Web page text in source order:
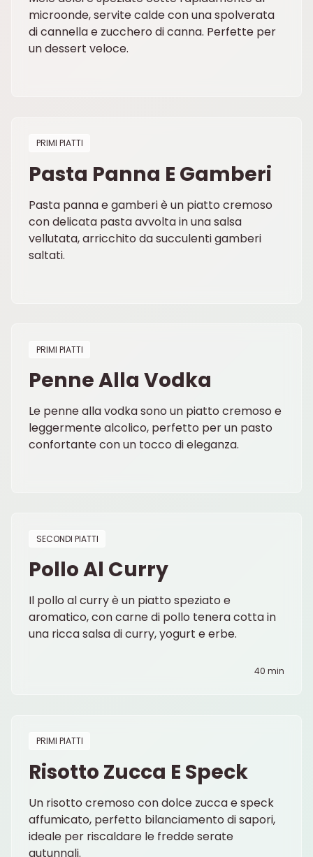
microonde, servite calde con una spolverata
di cannella e zucchero di canna. Perfette per
un dessert veloce.
PRIMI PIATTI
Pasta Panna E Gamberi
Pasta panna e gamberi è un piatto cremoso
con delicata pasta avvolta in una salsa
vellutata, arricchito da succulenti gamberi
saltati.
PRIMI PIATTI
Penne Alla Vodka
Le penne alla vodka sono un piatto cremoso e
leggermente alcolico, perfetto per un pasto
confortante con un tocco di eleganza.
SECONDI PIATTI
Pollo Al Curry
Il pollo al curry è un piatto speziato e
aromatico, con carne di pollo tenera cotta in
una ricca salsa di curry, yogurt e erbe.
40 min
PRIMI PIATTI
Risotto Zucca E Speck
Un risotto cremoso con dolce zucca e speck
affumicato, perfetto bilanciamento di sapori,
ideale per riscaldare le fredde serate
autunnali.